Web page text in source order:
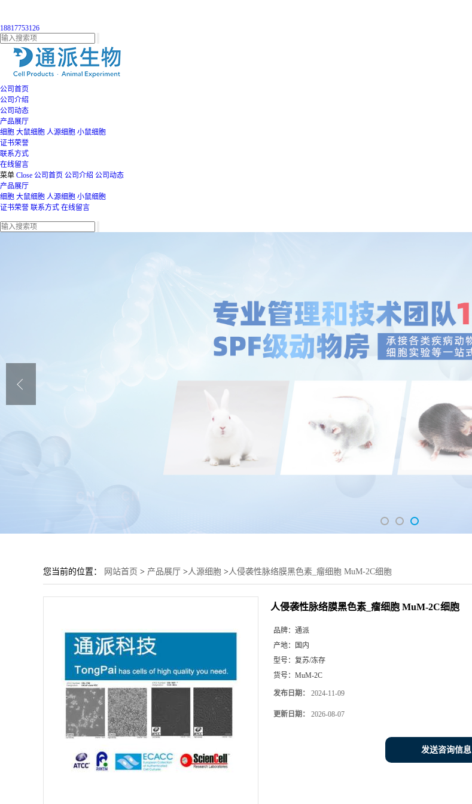
18817753126
公司首页
公司介绍
公司动态
产品展厅
细胞 大鼠细胞 人源细胞 小鼠细胞
证书荣誉
联系方式
在线留言
菜单 Close 公司首页 公司介绍 公司动态
产品展厅
细胞 大鼠细胞 人源细胞 小鼠细胞
证书荣誉 联系方式 在线留言
您当前的位置： 网站首页 > 产品展厅 >人源细胞 >人侵袭性脉络膜黑色素_瘤细胞 MuM-2C细胞
人侵袭性脉络膜黑色素_瘤细胞 MuM-2C细胞
品牌： 通派
产地：
国内
型号： 复苏/冻存
货号： MuM-2C
发布日期： 2024-11-09
更新日期： 2026-08-07
发送咨询信息